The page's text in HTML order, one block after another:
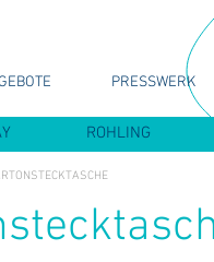
PRESSWERK
ROHLING